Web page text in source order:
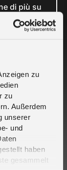
zu
zu
Außerdem
unserer
und
haben
gesammelt
di più su
i vostri
del